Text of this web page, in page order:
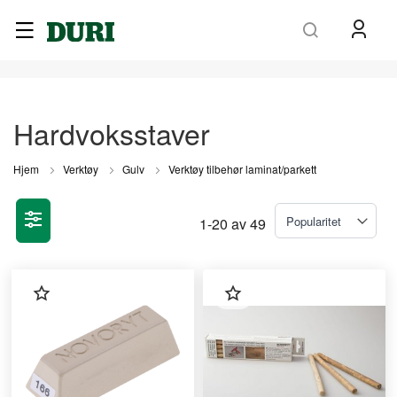
Hardvoksstaver
Hjem Verktøy Gulv Verktøy tilbehør laminat/parkett
1-20 av49